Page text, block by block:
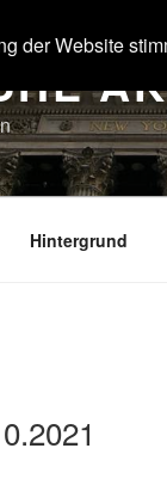
Hintergrund
der Website